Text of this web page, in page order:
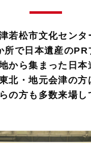
若松市文化センタ
所で日本遺産のPR
から集まった日本
北・地元会津の方
の方も多数来場し